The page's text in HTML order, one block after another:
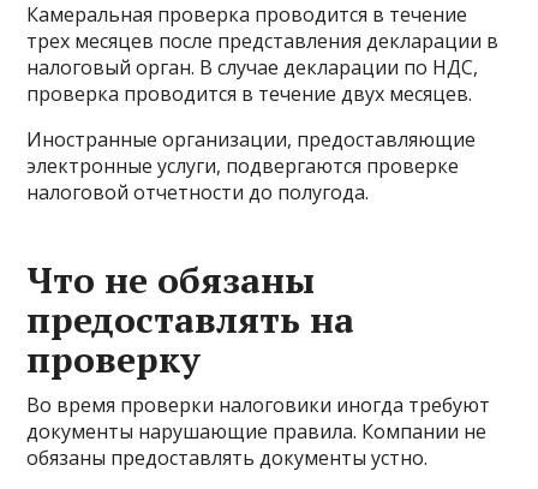
Камеральная проверка проводится в течение
трех месяцев после представления декларации в
налоговый орган. В случае декларации по НДС,
проверка проводится в течение двух месяцев.
Иностранные организации, предоставляющие
электронные услуги, подвергаются проверке
налоговой отчетности до полугода.
Что не обязаны
предоставлять на
проверку
Во время проверки налоговики иногда требуют
документы нарушающие правила. Компании не
обязаны предоставлять документы устно.